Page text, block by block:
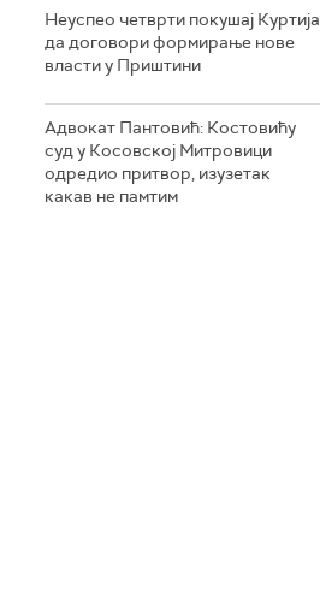
Неуспео четврти покушај Куртија
да договори формирање нове
власти у Приштини
Адвокат Пантовић: Костовићу
суд у Косовској Митровици
одредио притвор, изузетак
какав не памтим